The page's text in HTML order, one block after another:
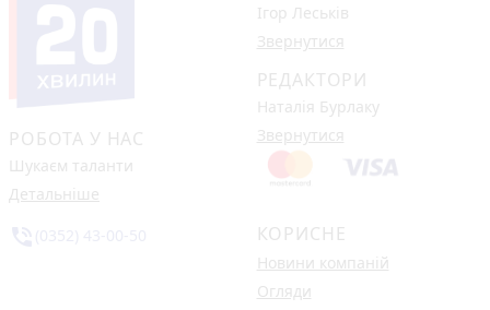
РОБОТА У НАС
Шукаєм таланти
Детальніше
Ігор Леськів
Звернутися
РЕДАКТОРИ
Наталія Бурлаку
Звернутися
КОРИСНЕ
Новини компаній
Огляди